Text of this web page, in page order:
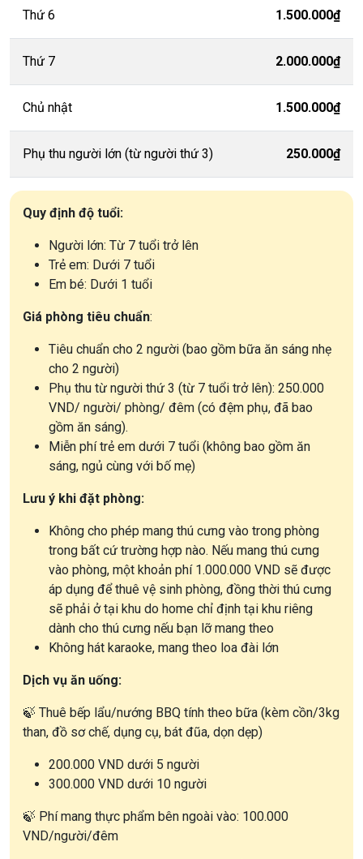
Thứ 6 1.500.000₫
Thứ 7 2.000.000₫
Chủ nhật 1.500.000₫
Phụ thu người lớn (từ người thứ 3) 250.000₫
Quy định độ tuổi:
Người lớn: Từ 7 tuổi trở lên
Trẻ em: Dưới 7 tuổi
Em bé: Dưới 1 tuổi
Giá phòng tiêu chuẩn:
Tiêu chuẩn cho 2 người (bao gồm bữa ăn sáng nhẹ
cho 2 người)
Phụ thu từ người thứ 3 (từ 7 tuổi trở lên): 250.000
VND/ người/ phòng/ đêm (có đệm phụ, đã bao
gồm ăn sáng).
Miễn phí trẻ em dưới 7 tuổi (không bao gồm ăn
sáng, ngủ cùng với bố mẹ)
Lưu ý khi đặt phòng:
Không cho phép mang thú cưng vào trong phòng
trong bất cứ trường hợp nào. Nếu mang thú cưng
vào phòng, một khoản phí 1.000.000 VND sẽ được
áp dụng để thuê vệ sinh phòng, đồng thời thú cưng
sẽ phải ở tại khu do home chỉ định tại khu riêng
dành cho thú cưng nếu bạn lỡ mang theo
Không hát karaoke, mang theo loa đài lớn
Dịch vụ ăn uống:
🍃 Thuê bếp lẩu/nướng BBQ tính theo bữa (kèm cồn/3kg
than, đồ sơ chế, dụng cụ, bát đũa, dọn dẹp)
200.000 VND dưới 5 người
300.000 VND dưới 10 người
🍃 Phí mang thực phẩm bên ngoài vào: 100.000
VND/người/đêm